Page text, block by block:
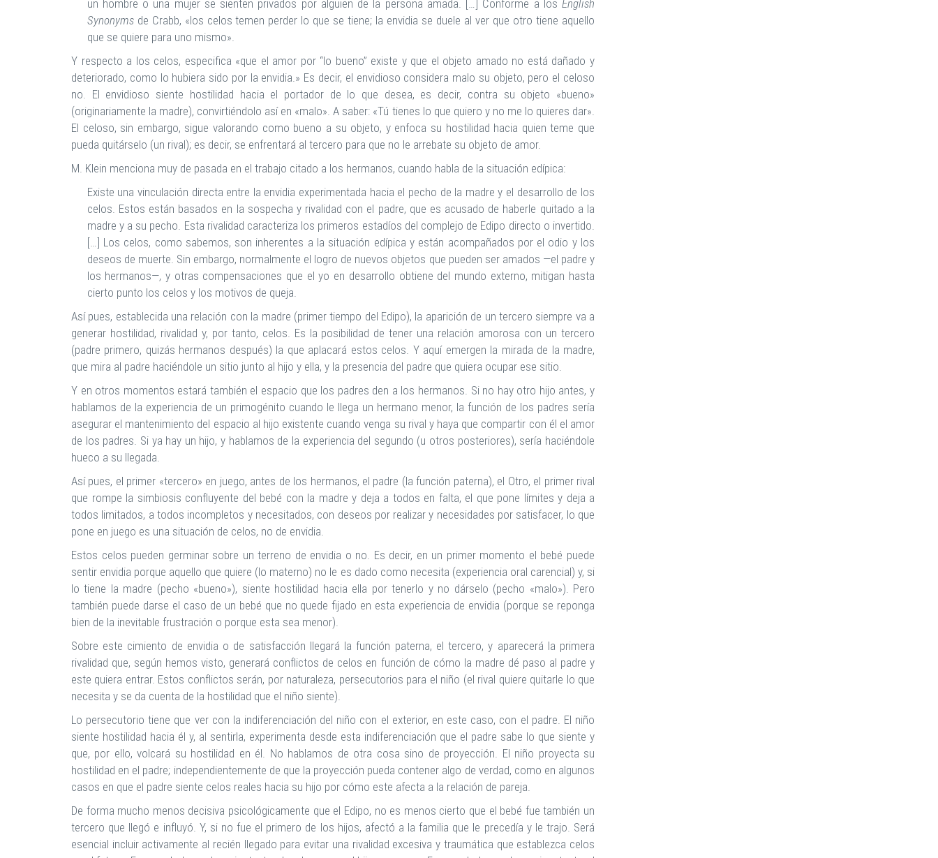
un hombre o una mujer se sienten privados por alguien de la persona amada. […] Conforme a los English
Synonymsde Crabb, «los celos temen perder lo que se tiene; la envidia se duele al ver que otro tiene aquello
que se quiere para uno mismo».
Y respecto a los celos, especifica «que el amor por “lo bueno” existe y que el objeto amado no está dañado y
deteriorado, como lo hubiera sido por la envidia.» Es decir, el envidioso considera malo su objeto, pero el celoso
no. El envidioso siente hostilidad hacia el portador de lo que desea, es decir, contra su objeto «bueno»
(originariamente la madre), convirtiéndolo así en «malo». A saber: «Tú tienes lo que quiero y no me lo quieres dar».
El celoso, sin embargo, sigue valorando como bueno a su objeto, y enfoca su hostilidad hacia quien teme que
pueda quitárselo (un rival); es decir, se enfrentará al tercero para que no le arrebate su objeto de amor.
M. Klein menciona muy de pasada en el trabajo citado a los hermanos, cuando habla de la situación edípica:
Existe una vinculación directa entre la envidia experimentada hacia el pecho de la madre y el desarrollo de los
celos. Estos están basados en la sospecha y rivalidad con el padre, que es acusado de haberle quitado a la
madre y a su pecho. Esta rivalidad caracteriza los primeros estadíos del complejo de Edipo directo o invertido.
[…] Los celos, como sabemos, son inherentes a la situación edípica y están acompañados por el odio y los
deseos de muerte. Sin embargo, normalmente el logro de nuevos objetos que pueden ser amados —el padre y
los hermanos—, y otras compensaciones que el yo en desarrollo obtiene del mundo externo, mitigan hasta
cierto punto los celos y los motivos de queja.
Así pues, establecida una relación con la madre (primer tiempo del Edipo), la aparición de un tercero siempre va a
generar hostilidad, rivalidad y, por tanto, celos. Es la posibilidad de tener una relación amorosa con un tercero
(padre primero, quizás hermanos después) la que aplacará estos celos. Y aquí emergen la mirada de la madre,
que mira al padre haciéndole un sitio junto al hijo y ella, y la presencia del padre que quiera ocupar ese sitio.
Y en otros momentos estará también el espacio que los padres den a los hermanos. Si no hay otro hijo antes, y
hablamos de la experiencia de un primogénito cuando le llega un hermano menor, la función de los padres sería
asegurar el mantenimiento del espacio al hijo existente cuando venga su rival y haya que compartir con él el amor
de los padres. Si ya hay un hijo, y hablamos de la experiencia del segundo (u otros posteriores), sería haciéndole
hueco a su llegada.
Así pues, el primer «tercero» en juego, antes de los hermanos, el padre (la función paterna), el Otro, el primer rival
que rompe la simbiosis confluyente del bebé con la madre y deja a todos en falta, el que pone límites y deja a
todos limitados, a todos incompletos y necesitados, con deseos por realizar y necesidades por satisfacer, lo que
pone en juego es una situación de celos, no de envidia.
Estos celos pueden germinar sobre un terreno de envidia o no. Es decir, en un primer momento el bebé puede
sentir envidia porque aquello que quiere (lo materno) no le es dado como necesita (experiencia oral carencial) y, si
lo tiene la madre (pecho «bueno»), siente hostilidad hacia ella por tenerlo y no dárselo (pecho «malo»). Pero
también puede darse el caso de un bebé que no quede fijado en esta experiencia de envidia (porque se reponga
bien de la inevitable frustración o porque esta sea menor).
Sobre este cimiento de envidia o de satisfacción llegará la función paterna, el tercero, y aparecerá la primera
rivalidad que, según hemos visto, generará conflictos de celos en función de cómo la madre dé paso al padre y
este quiera entrar. Estos conflictos serán, por naturaleza, persecutorios para el niño (el rival quiere quitarle lo que
necesita y se da cuenta de la hostilidad que el niño siente).
Lo persecutorio tiene que ver con la indiferenciación del niño con el exterior, en este caso, con el padre. El niño
siente hostilidad hacia él y, al sentirla, experimenta desde esta indiferenciación que el padre sabe lo que siente y
que, por ello, volcará su hostilidad en él. No hablamos de otra cosa sino de proyección. El niño proyecta su
hostilidad en el padre; independientemente de que la proyección pueda contener algo de verdad, como en algunos
casos en que el padre siente celos reales hacia su hijo por cómo este afecta a la relación de pareja.
De forma mucho menos decisiva psicológicamente que el Edipo, no es menos cierto que el bebé fue también un
tercero que llegó e influyó. Y, si no fue el primero de los hijos, afectó a la familia que le precedía y le trajo. Será
esencial incluir activamente al recién llegado para evitar una rivalidad excesiva y traumática que establezca celos